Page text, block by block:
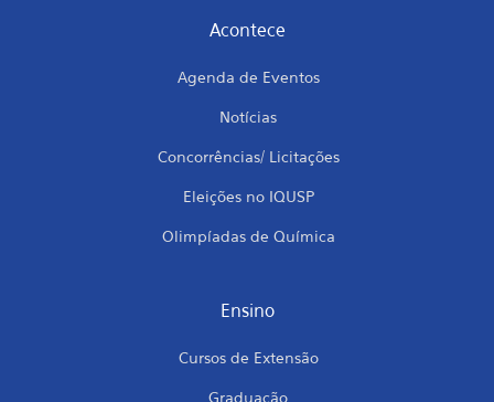
Acontece
Agenda de Eventos
Notícias
Concorrências/ Licitações
Eleições no IQUSP
Olimpíadas de Química
Ensino
Cursos de Extensão
Graduação